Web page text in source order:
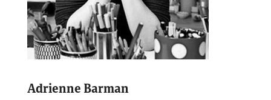
Adrienne Barman